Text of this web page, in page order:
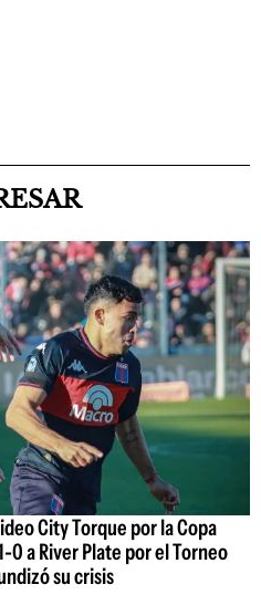
City Torque por la Copa
a River Plate por el Torneo
su crisis